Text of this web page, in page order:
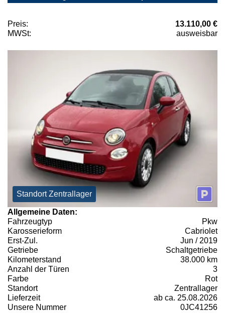
Preis:
13.110,00 €
MWSt:
ausweisbar
Standort Zentrallager
Allgemeine Daten:
Fahrzeugtyp
Pkw
Karosserieform
Cabriolet
Erst-Zul.
Jun / 2019
Getriebe
Schaltgetriebe
Kilometerstand
38.000 km
Anzahl der Türen
3
Farbe
Rot
Standort
Zentrallager
Lieferzeit
ab ca. 25.08.2026
Unsere Nummer
0JC41256